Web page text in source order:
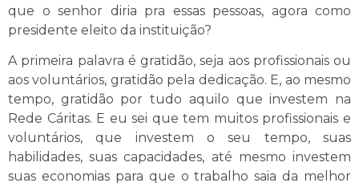
que o senhor diria pra essas pessoas, agora como
presidente eleito da instituição?
A primeira palavra é gratidão, seja aos profissionais ou
aos voluntários, gratidão pela dedicação. E, ao mesmo
tempo, gratidão por tudo aquilo que investem na
Rede Cáritas. E eu sei que tem muitos profissionais e
voluntários, que investem o seu tempo, suas
habilidades, suas capacidades, até mesmo investem
suas economias para que o trabalho saia da melhor